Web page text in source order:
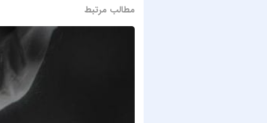
مطالب مرتبط